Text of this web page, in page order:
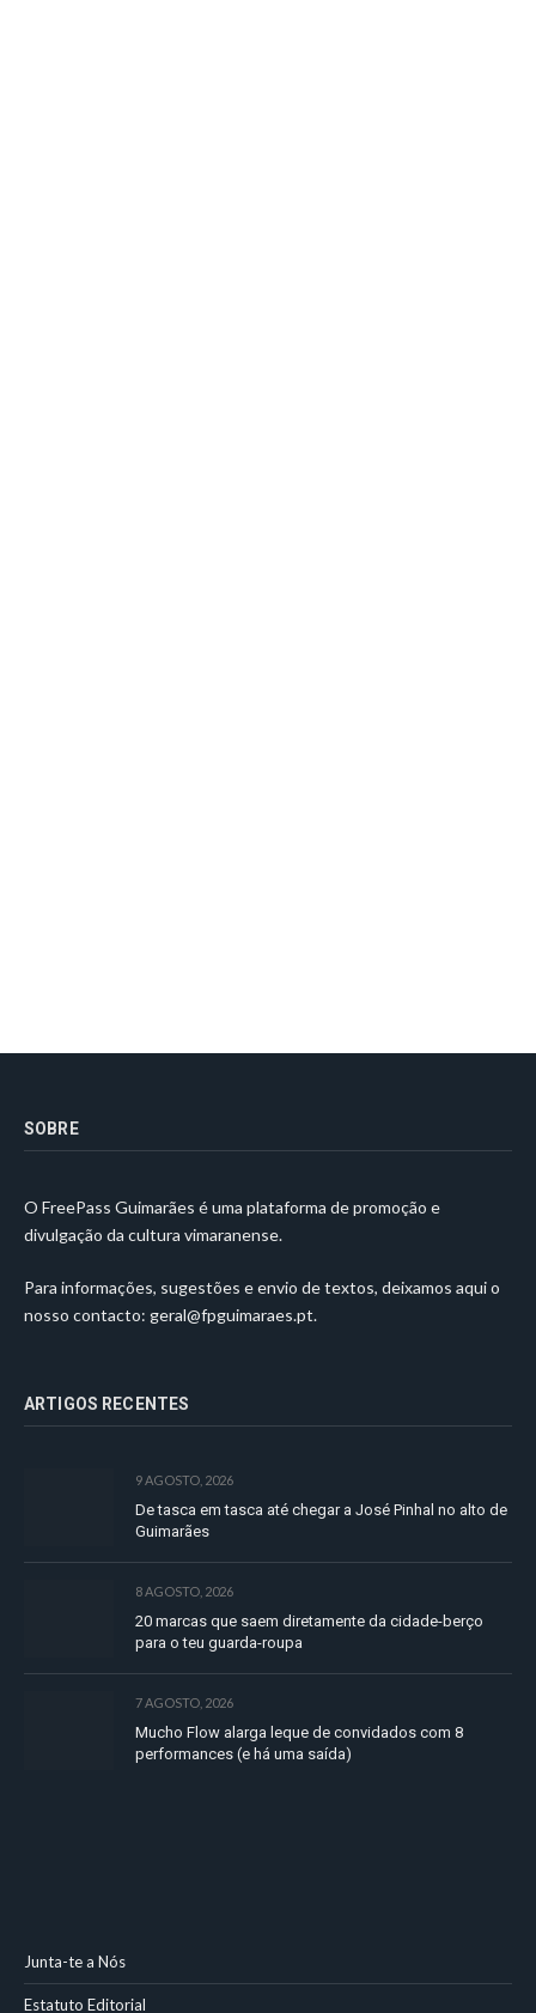
SOBRE
O FreePass Guimarães é uma plataforma de promoção e
divulgação da cultura vimaranense.
Para informações, sugestões e envio de textos, deixamos aqui o
nosso contacto: geral@fpguimaraes.pt.
ARTIGOS RECENTES
9 AGOSTO, 2026
De tasca em tasca até chegar a José Pinhal no alto de
Guimarães
8 AGOSTO, 2026
20 marcas que saem diretamente da cidade-berço
para o teu guarda-roupa
7 AGOSTO, 2026
Mucho Flow alarga leque de convidados com 8
performances (e há uma saída)
Junta-te a Nós
Estatuto Editorial